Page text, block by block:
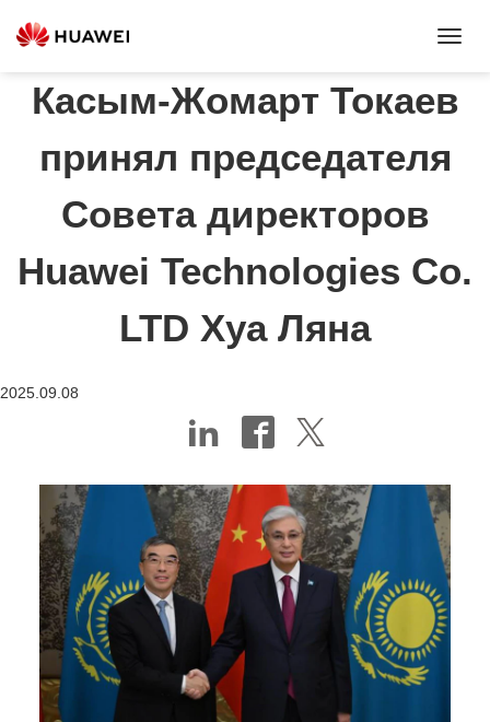
Касым-Жомарт Токаев
принял председателя
Совета директоров
Huawei Technologies Co.
LTD Хуа Ляна
2025.09.08